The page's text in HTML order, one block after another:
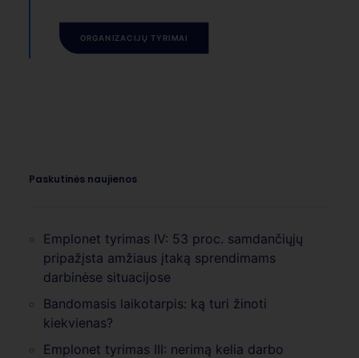
ORGANIZACIJŲ TYRIMAI
Paskutinės naujienos
Emplonet tyrimas IV: 53 proc. samdančiųjų
pripažįsta amžiaus įtaką sprendimams
darbinėse situacijose
Bandomasis laikotarpis: ką turi žinoti
kiekvienas?
Emplonet tyrimas III: nerimą kelia darbo